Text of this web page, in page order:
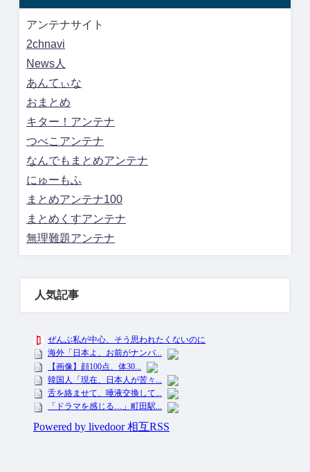
アンテナサイト
2chnavi
News人
あんてぃな
おまとめ
キター！アンテナ
つべこアンテナ
なんでもまとめアンテナ
にゅーもふ
まとめアンテナ100
まとめくすアンテナ
無理難題アンテナ
人気記事